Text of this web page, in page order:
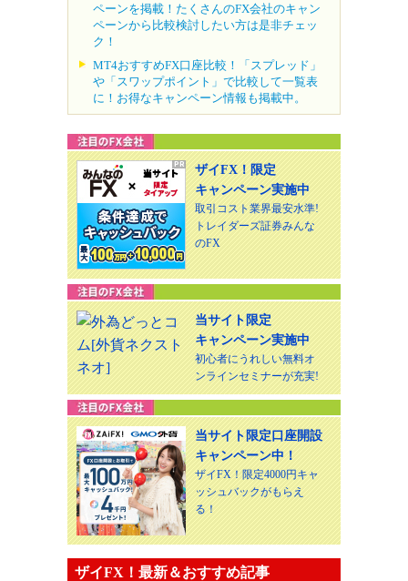
ペーンを掲載！たくさんのFX会社のキャン
ペーンから比較検討したい方は是非チェッ
ク！
MT4おすすめFX口座比較！「スプレッド」
や「スワップポイント」で比較して一覧表
に！お得なキャンペーン情報も掲載中。
ザイFX！限定
キャンペーン実施中
取引コスト業界最安水準!
トレイダーズ証券みんな
のFX
当サイト限定
キャンペーン実施中
初心者にうれしい無料オ
ンラインセミナーが充実!
当サイト限定口座開設
キャンペーン中！
ザイFX！限定4000円キャ
ッシュバックがもらえ
る！
ザイFX！最新＆おすすめ記事